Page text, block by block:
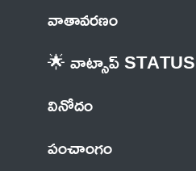
వాతావరణం
🌟 వాట్సాప్ STATUS
వినోదం
పంచాంగం